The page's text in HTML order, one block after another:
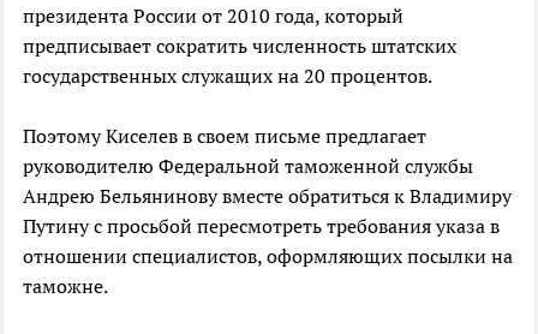
президента России от 2010 года, который
предписывает сократить численность штатских
государственных служащих на 20 процентов.
Поэтому Киселев в своем письме предлагает
руководителю Федеральной таможенной службы
Андрею Бельянинову вместе обратиться к Владимиру
Путину с просьбой пересмотреть требования указа в
отношении специалистов, оформляющих посылки на
таможне.